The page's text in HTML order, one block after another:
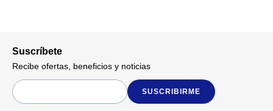
Suscríbete
Recibe ofertas, beneficios y noticias
SUSCRIBIRME